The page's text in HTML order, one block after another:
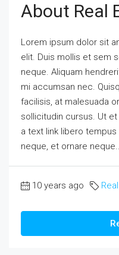
About Real
Lorem ipsum dolor sit
elit. Duis mollis et sem
neque. Aliquam
mi accumsan nec.
facilisis, at malesuada
sollicitudin cursus. Ut
a text link libero
neque, et ornare
10 years ago